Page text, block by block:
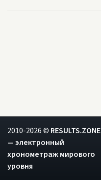
2010-2026 © RESULTS.ZONE
— электронный
хронометраж мирового
уровня